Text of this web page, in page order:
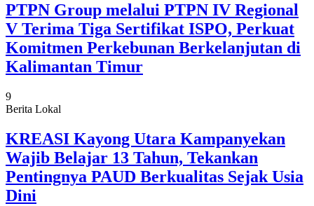
PTPN Group melalui PTPN IV Regional
V Terima Tiga Sertifikat ISPO, Perkuat
Komitmen Perkebunan Berkelanjutan di
Kalimantan Timur
9
Berita Lokal
KREASI Kayong Utara Kampanyekan
Wajib Belajar 13 Tahun, Tekankan
Pentingnya PAUD Berkualitas Sejak Usia
Dini